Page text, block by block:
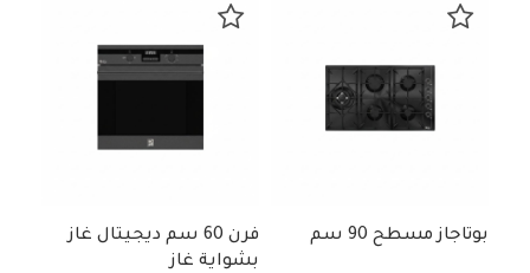
بوتاجاز مسطح 90 سم
فرن 60 سم ديجيتال غاز
بشواية غاز